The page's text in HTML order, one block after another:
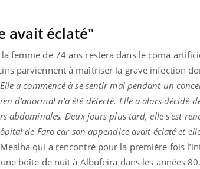
avait éclaté"
femme de 74 ans restera dans le coma
parviennent à maîtriser la grave infection
a commencé à se sentir mal pendant un
d'anormal n'a été détecté. Elle a alors décidé
abdominales. Deux jours plus tard, elle s'est
de Faro car son appendice avait éclaté et
qui a rencontré pour la première fois
boîte de nuit à Albufeira dans les années 80.